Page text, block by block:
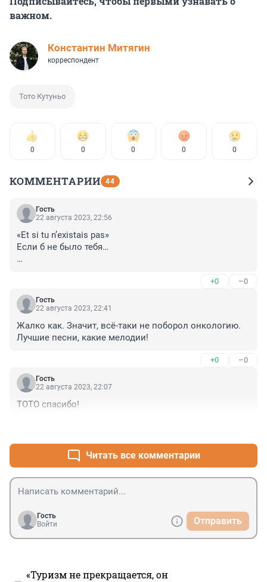
важном.
Константин Митягин
корреспондент
Тото Кутуньо
0 0 0 0 0
КОММЕНТАРИИ 44
Гость
22 августа 2023, 22:56
«Et si tu n’existais pas»
Если б не было тебя…
+0 –0
Гость
22 августа 2023, 22:41
Жалко как. Значит, всё-таки не поборол онкологию.
Лучшие песни, какие мелодии!
+0 –0
Гость
22 августа 2023, 22:07
ТОТО спасибо!
Читать все комментарии
Гость
Войти
Отправить
«Туризм не прекращается, он